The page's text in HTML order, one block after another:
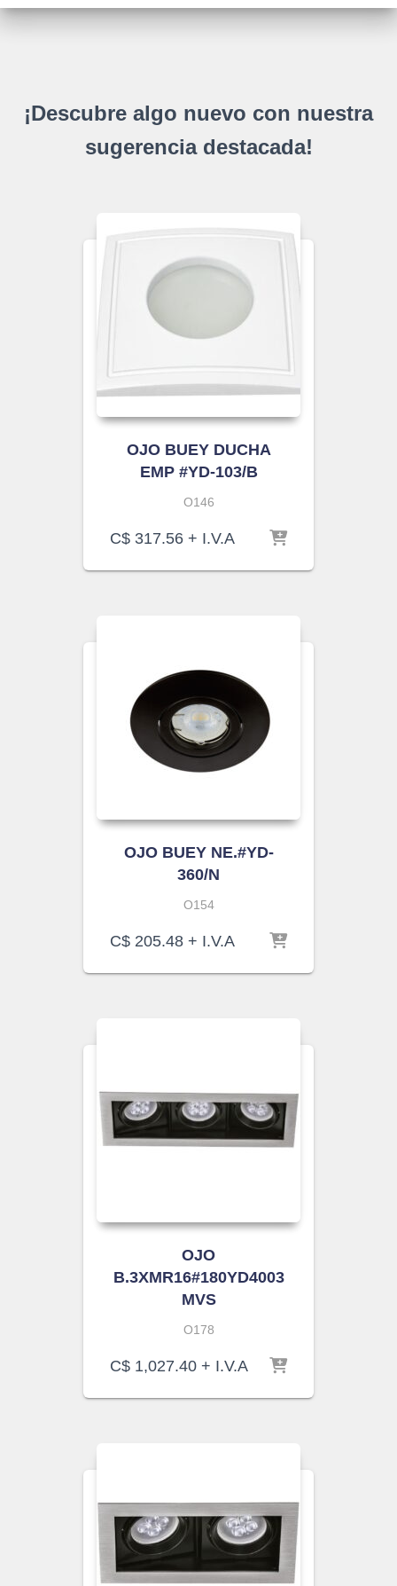
¡Descubre algo nuevo con nuestra
sugerencia destacada!
OJO BUEY DUCHA
EMP #YD-103/B
O146
C$ 317.56 + I.V.A
OJO BUEY NE.#YD-
360/N
O154
C$ 205.48 + I.V.A
OJO
B.3XMR16#180YD4003
MVS
O178
C$ 1,027.40 + I.V.A